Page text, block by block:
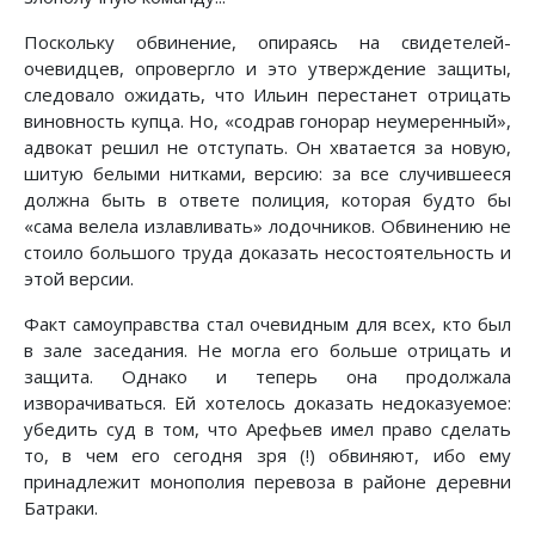
Поскольку обвинение, опираясь на свидетелей-
очевидцев, опровергло и это утверждение защиты,
следовало ожидать, что Ильин перестанет отрицать
виновность купца. Но, «содрав гонорар неумеренный»,
адвокат решил не отступать. Он хватается за новую,
шитую белыми нитками, версию: за все случившееся
должна быть в ответе полиция, которая будто бы
«сама велела излавливать» лодочников. Обвинению не
стоило большого труда доказать несостоятельность и
этой версии.
Факт самоуправства стал очевидным для всех, кто был
в зале заседания. Не могла его больше отрицать и
защита. Однако и теперь она продолжала
изворачиваться. Ей хотелось доказать недоказуемое:
убедить суд в том, что Арефьев имел право сделать
то, в чем его сегодня зря (!) обвиняют, ибо ему
принадлежит монополия перевоза в районе деревни
Батраки.